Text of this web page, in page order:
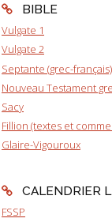
BIBLE
Vulgate 1
Vulgate 2
Septante (grec-français)
Nouveau Testament
Sacy
Fillion (textes et
Glaire-Vigouroux
CALENDRIER
FSSP